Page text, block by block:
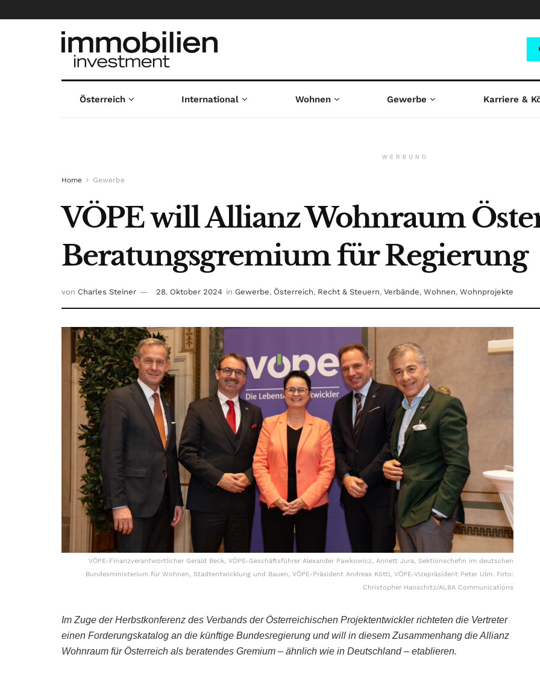
Österreich International Wohnen Gewerbe Karriere &
WERBUNG
Home Gewerbe
VÖPE will Allianz Wohnraum
Beratungsgremium für Regierung
von Charles Steiner 28. Oktober 2024 in Gewerbe, Österreich, Recht & Steuern, Verbände, Wohnen, Wohnprojekte
VÖPE-Finanzverantwortlicher Gerald Beck, VÖPE-Geschäftsführer Alexander Pawkowicz, Annett Jura, Sektionschefin im deutschen
Bundesministerium für Wohnen, Stadtentwicklung und Bauen, VÖPE-Präsident Andreas Köttl, VÖPE-Vizepräsident Peter Ulm. Foto:
Christopher Hanschitz/ALBA Communications
Im Zuge der Herbstkonferenz des Verbands der Österreichischen Projektentwickler richteten die Vertreter
einen Forderungskatalog an die künftige Bundesregierung und will in diesem Zusammenhang die Allianz
Wohnraum für Österreich als beratendes Gremium – ähnlich wie in Deutschland – etablieren.